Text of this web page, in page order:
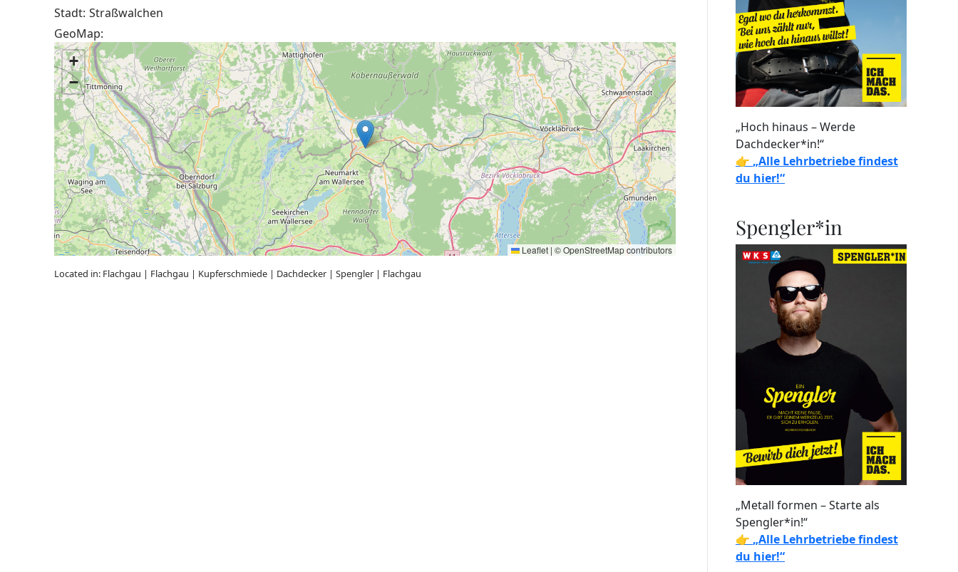
Stadt: Straßwalchen
GeoMap:
+
−
Leaflet | ©OpenStreetMapcontributors
Located in: Flachgau | Flachgau | Kupferschmiede | Dachdecker | Spengler | Flachgau
„Hoch hinaus – Werde
Dachdecker*in!“
👉 „Alle Lehrbetriebe findest
du hier!“
Spengler*in
„Metall formen – Starte als
Spengler*in!“
👉 „Alle Lehrbetriebe findest
du hier!“